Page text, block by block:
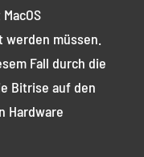
müssen.
Fall durch die
Bitrise auf den
Hardware